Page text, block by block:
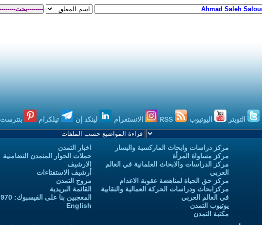
التويتر اليوتيوب الانستغرام لينكد إن تيلكرام بنترست
مركز دراسات وابحاث الماركسية واليسار
مركز مساواة المرأة
مركز الدراسات والابحاث العلمانية في العالم
العربي
مركز حق الحياة لمناهضة عقوبة الاعدام
مركزابحاث ودراسات الحركة العمالية والنقابية
في العالم العربي
يوتيوب التمدن
مكتبة التمدن
اخبار التمدن
حملات الحوار المتمدن التضامنية
الارشيف
أرشيف الاستفتاءات
مروج التمدن
القائمة البريدية
المعجبين بنا على الفيسبوك: 3,732,970
English